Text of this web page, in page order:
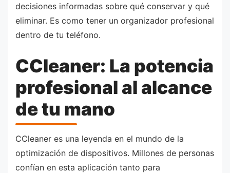
decisiones informadas sobre qué conservar y qué
eliminar. Es como tener un organizador profesional
dentro de tu teléfono.
CCleaner: La potencia
profesional al alcance
de tu mano
CCleaner es una leyenda en el mundo de la
optimización de dispositivos. Millones de personas
confían en esta aplicación tanto para